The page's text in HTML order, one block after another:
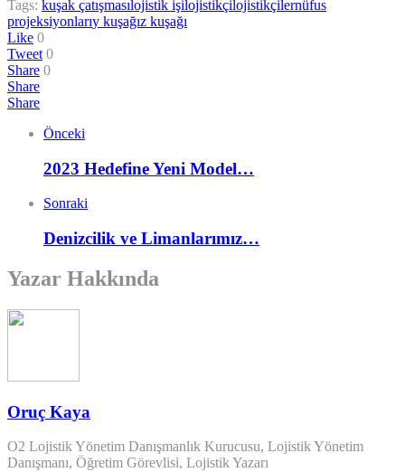
Tags: kuşak çatışmasılojistik işilojistikçilojistikçilernüfus
projeksiyonlarıy kuşağız kuşağı
Like 0
Tweet 0
Share 0
Share
Share
Önceki
2023 Hedefine Yeni Model…
Sonraki
Denizcilik ve Limanlarımız…
Yazar Hakkında
Oruç Kaya
O2 Lojistik Yönetim Danışmanlık Kurucusu, Lojistik Yönetim
Danışmanı, Öğretim Görevlisi, Lojistik Yazarı